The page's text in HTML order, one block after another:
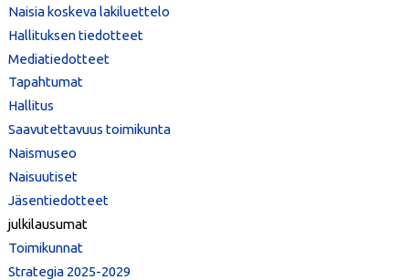
Naisia koskeva lakiluettelo
Hallituksen tiedotteet
Mediatiedotteet
Tapahtumat
Hallitus
Saavutettavuus toimikunta
Naismuseo
Naisuutiset
Jäsentiedotteet
julkilausumat
Toimikunnat
Strategia 2025-2029